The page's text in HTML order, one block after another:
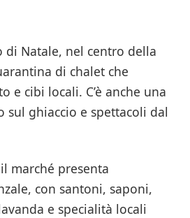
di Natale, nel centro della
di chalet che
e cibi locali. C’è anche una
sul ghiaccio e spettacoli dal
il marché presenta
con santoni, saponi,
e specialità locali